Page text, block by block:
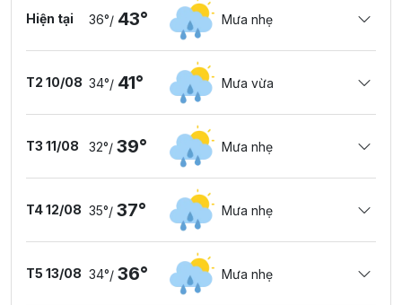
Hiện tại 36°/ 43° Mưa nhẹ
T2 10/08 34°/ 41° Mưa vừa
T3 11/08 32°/ 39° Mưa nhẹ
T4 12/08 35°/ 37° Mưa nhẹ
T5 13/08 34°/ 36° Mưa nhẹ